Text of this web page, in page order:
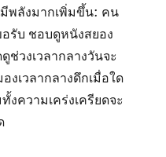
พลังมากเพิ่มขึ้น: คน
รับ ชอบดูหนังสยอง
ช่วงเวลากลางวันจะ
งเวลากลางดึกเมื่อใด
ความเคร่งเครียดจะ